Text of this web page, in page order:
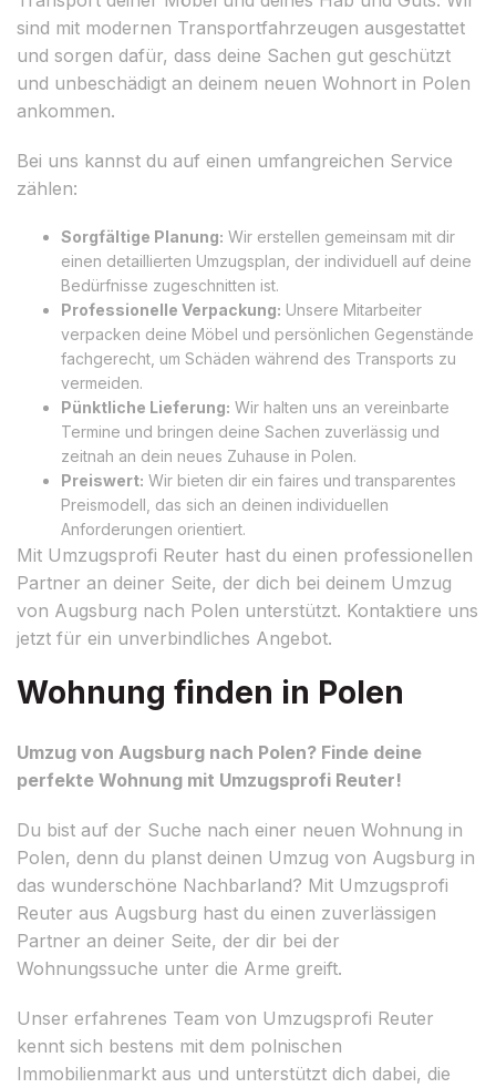
sind mit modernen Transportfahrzeugen ausgestattet
und sorgen dafür, dass deine Sachen gut geschützt
und unbeschädigt an deinem neuen Wohnort in Polen
ankommen.
Bei uns kannst du auf einen umfangreichen Service
zählen:
Sorgfältige Planung: Wir erstellen gemeinsam mit dir
einen detaillierten Umzugsplan, der individuell auf deine
Bedürfnisse zugeschnitten ist.
Professionelle Verpackung: Unsere Mitarbeiter
verpacken deine Möbel und persönlichen Gegenstände
fachgerecht, um Schäden während des Transports zu
vermeiden.
Pünktliche Lieferung: Wir halten uns an vereinbarte
Termine und bringen deine Sachen zuverlässig und
zeitnah an dein neues Zuhause in Polen.
Preiswert: Wir bieten dir ein faires und transparentes
Preismodell, das sich an deinen individuellen
Anforderungen orientiert.
Mit Umzugsprofi Reuter hast du einen professionellen
Partner an deiner Seite, der dich bei deinem Umzug
von Augsburg nach Polen unterstützt. Kontaktiere uns
jetzt für ein unverbindliches Angebot.
Wohnung finden in Polen
Umzug von Augsburg nach Polen? Finde deine
perfekte Wohnung mit Umzugsprofi Reuter!
Du bist auf der Suche nach einer neuen Wohnung in
Polen, denn du planst deinen Umzug von Augsburg in
das wunderschöne Nachbarland? Mit Umzugsprofi
Reuter aus Augsburg hast du einen zuverlässigen
Partner an deiner Seite, der dir bei der
Wohnungssuche unter die Arme greift.
Unser erfahrenes Team von Umzugsprofi Reuter
kennt sich bestens mit dem polnischen
Immobilienmarkt aus und unterstützt dich dabei, die